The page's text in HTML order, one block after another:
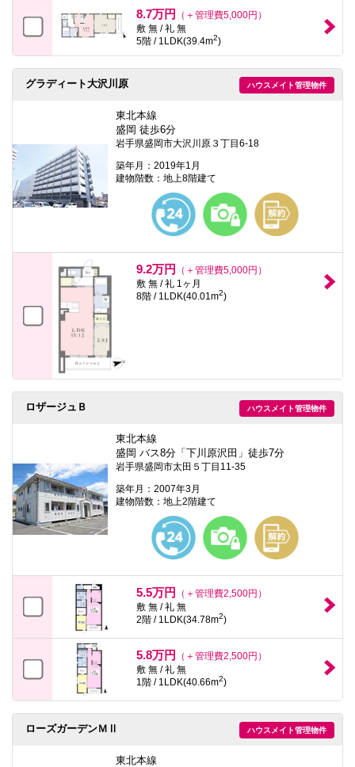
8.7万円
（＋管理費5,000円）
敷 無 / 礼 無
5階 / 1LDK(39.4m2)
ハウスメイト管理物件
グラディート大沢川原
東北本線
盛岡 徒歩6分
岩手県盛岡市大沢川原３丁目6-18
築年月：2019年1月
建物階数：地上8階建て
9.2万円
（＋管理費5,000円）
敷 無 / 礼 1ヶ月
8階 / 1LDK(40.01m2)
ハウスメイト管理物件
ロザージュＢ
東北本線
盛岡 バス8分「下川原沢田」徒歩7分
岩手県盛岡市太田５丁目11-35
築年月：2007年3月
建物階数：地上2階建て
5.5万円
（＋管理費2,500円）
敷 無 / 礼 無
2階 / 1LDK(34.78m2)
5.8万円
（＋管理費2,500円）
敷 無 / 礼 無
1階 / 1LDK(40.66m2)
ハウスメイト管理物件
ローズガーデンＭⅡ
東北本線